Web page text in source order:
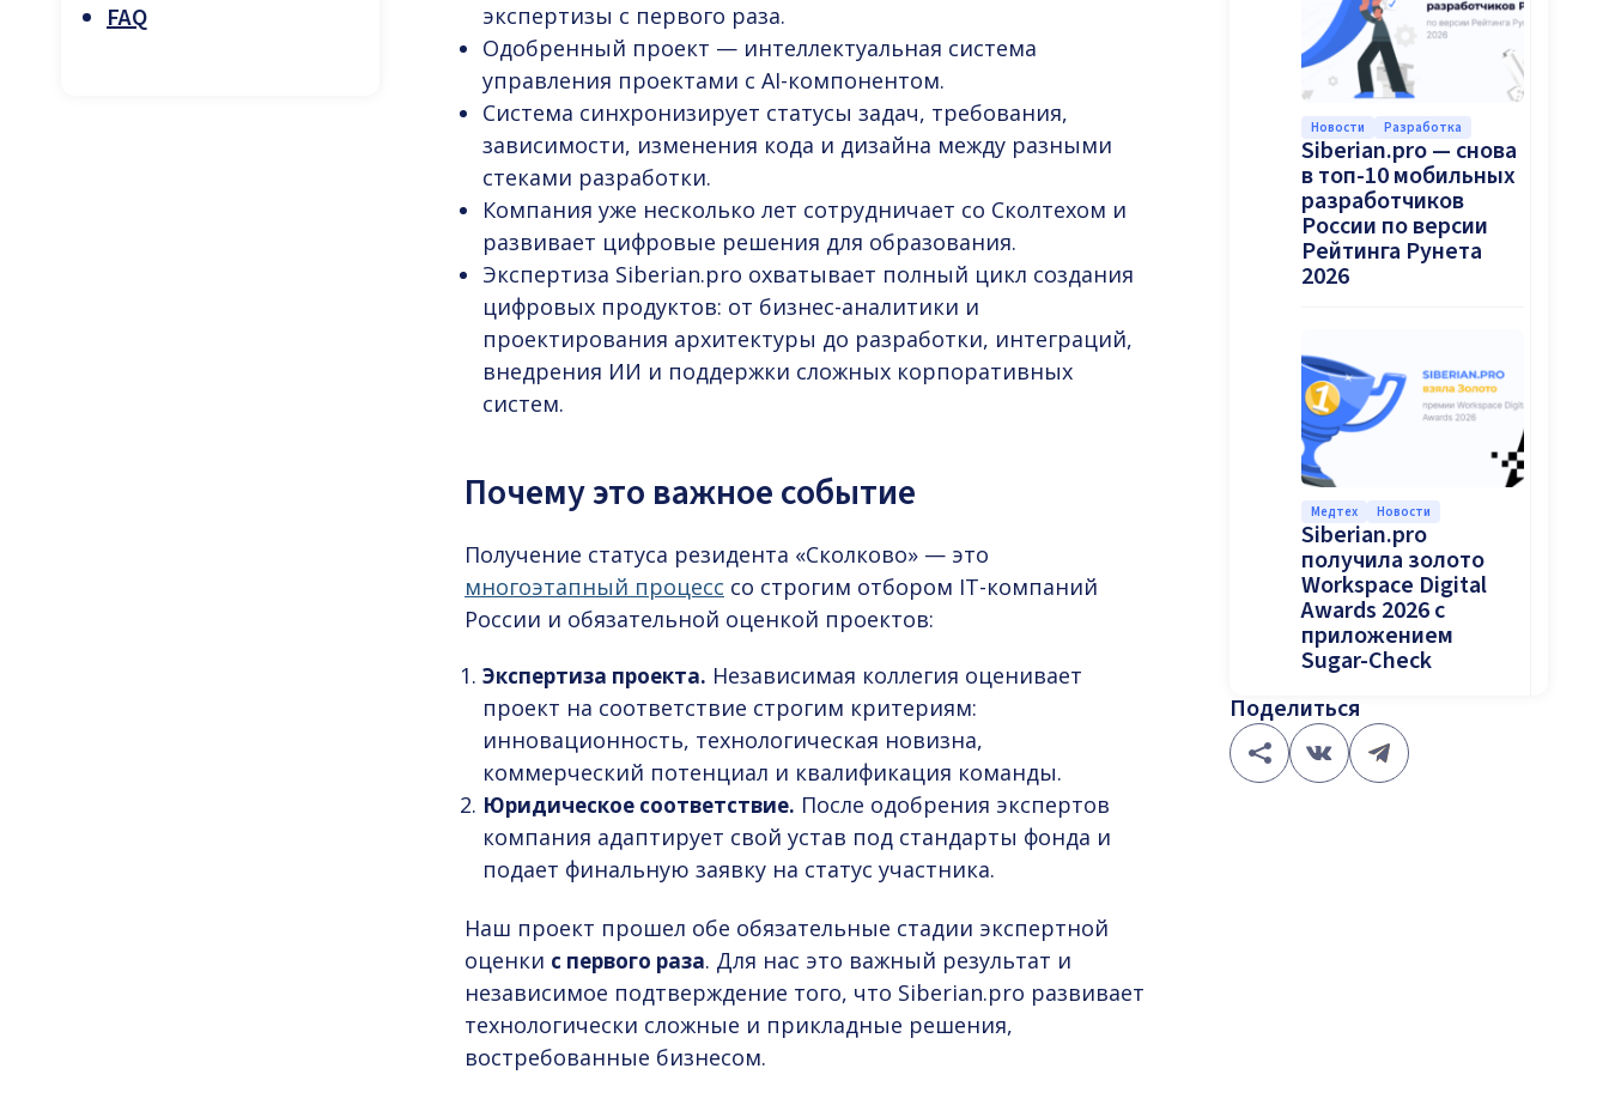
FAQ
экспертизы с первого раза.
Одобренный проект — интеллектуальная система
управления проектами с AI-компонентом.
Система синхронизирует статусы задач, требования,
зависимости, изменения кода и дизайна между разными
стеками разработки.
Компания уже несколько лет сотрудничает со Сколтехом и
развивает цифровые решения для образования.
Экспертиза Siberian.pro охватывает полный цикл создания
цифровых продуктов: от бизнес-аналитики и
проектирования архитектуры до разработки, интеграций,
внедрения ИИ и поддержки сложных корпоративных
систем.
Почему это важное событие
Получение статуса резидента «Сколково» — это
многоэтапный процесс со строгим отбором IT-компаний
России и обязательной оценкой проектов:
Экспертиза проекта. Независимая коллегия оценивает
проект на соответствие строгим критериям:
инновационность, технологическая новизна,
коммерческий потенциал и квалификация команды.
Юридическое соответствие. После одобрения экспертов
компания адаптирует свой устав под стандарты фонда и
подает финальную заявку на статус участника.
Наш проект прошел обе обязательные стадии экспертной
оценки с первого раза. Для нас это важный результат и
независимое подтверждение того, что Siberian.pro развивает
технологически сложные и прикладные решения,
востребованные бизнесом.
Новости Разработка
Siberian.pro — снова
в топ-10 мобильных
разработчиков
России по версии
Рейтинга Рунета
2026
Медтех Новости
Siberian.pro
получила золото
Workspace Digital
Awards 2026 с
приложением
Sugar-Check
Поделиться